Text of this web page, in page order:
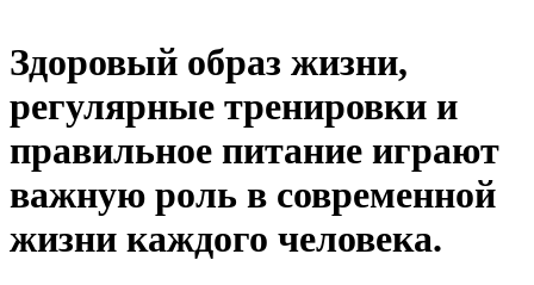
Здоровый образ жизни,
регулярные тренировки и
правильное питание играют
важную роль в современной
жизни каждого человека.